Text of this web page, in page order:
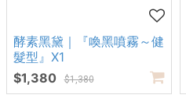
酵素黑黛｜『喚黑噴霧～健
髮型』X1
$1,380
$1,380